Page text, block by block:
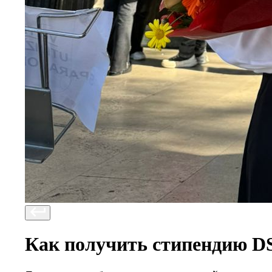
Как получить стипендию